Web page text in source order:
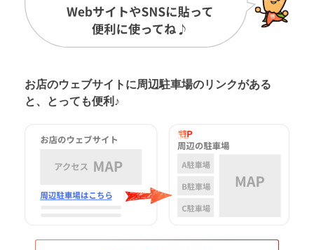
お店のウェブサイトに周辺駐車場のリンクがある
と、とっても便利♪